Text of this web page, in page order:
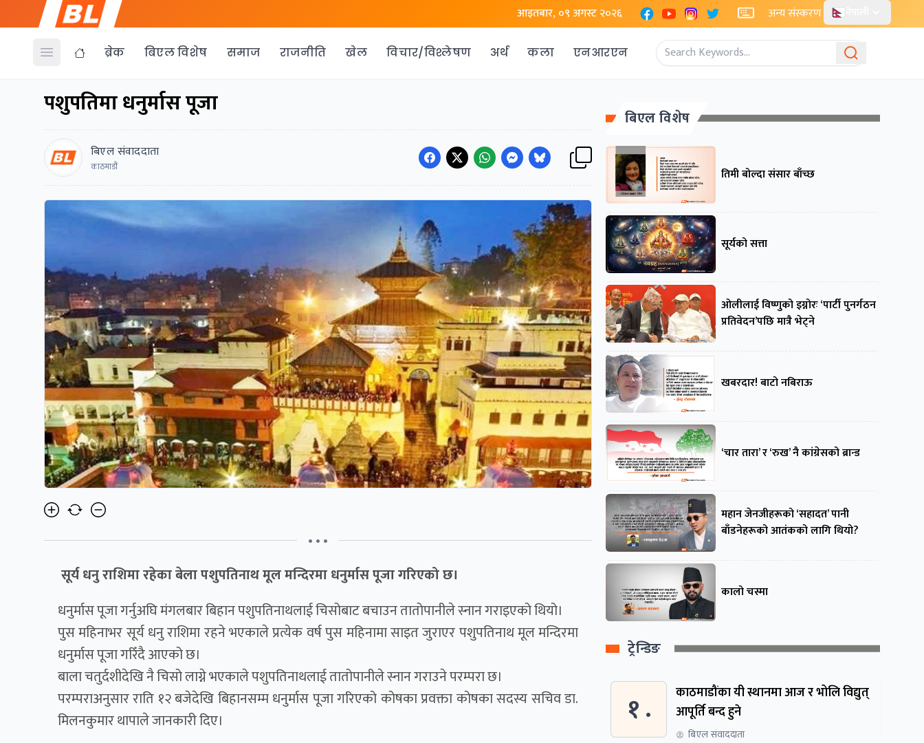
आइतबार, ०९ अगस्ट २०२६ FacebookYouTubeInstagram
X अन्य संस्करण
Open menu ब्रेक बिएल विशेष समाज राजनीति खेल विचार/विश्लेषण अर्थ कला एनआरएन
पशुपतिमा धनुर्मास पूजा
बिएल संवाददाता
काठमाडौं
• • •
सूर्य धनु राशिमा रहेका बेला पशुपतिनाथ मूल मन्दिरमा धनुर्मास पूजा गरिएको छ।
धनुर्मास पूजा गर्नुअघि मंगलबार बिहान पशुपतिनाथलाई चिसोबाट बचाउन तातोपानीले स्नान गराइएको थियो।
पुस महिनाभर सूर्य धनु राशिमा रहने भएकाले प्रत्येक वर्ष पुस महिनामा साइत जुराएर पशुपतिनाथ मूल मन्दिरमा
धनुर्मास पूजा गरिँदै आएको छ।
बाला चतुर्दशीदेखि नै चिसो लाग्ने भएकाले पशुपतिनाथलाई तातोपानीले स्नान गराउने परम्परा छ।
परम्पराअनुसार राति १२ बजेदेखि बिहानसम्म धनुर्मास पूजा गरिएको कोषका प्रवक्ता कोषका सदस्य सचिव डा.
मिलनकुमार थापाले जानकारी दिए।
बिएल विशेष
तिमी बोल्दा संसार बाँच्छ
सूर्यको सत्ता
ओलीलाई विष्णुको इग्नोरः ‘पार्टी पुनर्गठन
प्रतिवेदन’पछि मात्रै भेट्ने
खबरदार! बाटो नबिराऊ
‘चार तारा’ र ‘रुख’ नै कांग्रेसको ब्रान्ड
महान जेनजीहरूको ‘सहादत’ पानी
बाँडनेहरूको आतंकको लागि थियो?
कालो चस्मा
ट्रेन्डिङ
१ .
काठमाडौंका यी स्थानमा आज र भोलि विद्युत्
आपूर्ति बन्द हुने
बिएल संवाददाता